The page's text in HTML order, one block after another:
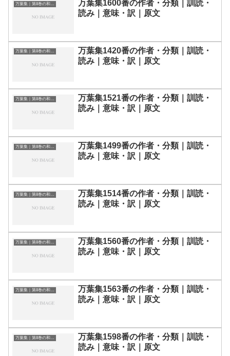
万葉集｜第8巻の和歌一覧
万葉集1600番の作者・分類｜訓読・
読み｜意味・訳｜原文
万葉集｜第8巻の和歌一覧
万葉集1420番の作者・分類｜訓読・
読み｜意味・訳｜原文
万葉集｜第8巻の和歌一覧
万葉集1521番の作者・分類｜訓読・
読み｜意味・訳｜原文
万葉集｜第8巻の和歌一覧
万葉集1499番の作者・分類｜訓読・
読み｜意味・訳｜原文
万葉集｜第8巻の和歌一覧
万葉集1514番の作者・分類｜訓読・
読み｜意味・訳｜原文
万葉集｜第8巻の和歌一覧
万葉集1560番の作者・分類｜訓読・
読み｜意味・訳｜原文
万葉集｜第8巻の和歌一覧
万葉集1563番の作者・分類｜訓読・
読み｜意味・訳｜原文
万葉集1598番の作者・分類｜訓読・
読み｜意味・訳｜原文